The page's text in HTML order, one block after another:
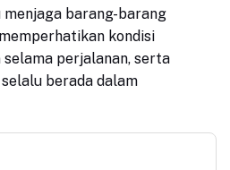
barang-barang
kondisi
selama perjalanan, serta
berada dalam